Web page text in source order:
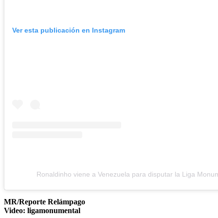
Ver esta publicación en Instagram
Ronaldinho viene a Venezuela para disputar la Liga
MR/Reporte Relámpago
Video: ligamonumental